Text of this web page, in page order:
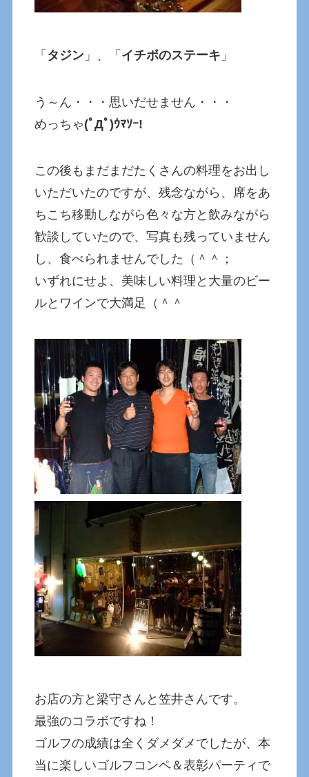
「 タジン 」、「 イチボのステーキ 」
う～ん・・・思いだせません・・・
めっちゃ(ﾟДﾟ)ｳﾏｿｰ!
この後もまだまだたくさんの料理をお出し
いただいたのですが、残念ながら、席をあ
ちこち移動しながら色々な方と飲みながら
歓談していたので、写真も残っていません
し、食べられませんでした（＾＾；
いずれにせよ、美味しい料理と大量のビー
ルとワインで大満足（＾＾
お店の方と梁守さんと笠井さんです。
最強のコラボですね！
ゴルフの成績は全くダメダメでしたが、本
当に楽しいゴルフコンペ＆表彰パーティで